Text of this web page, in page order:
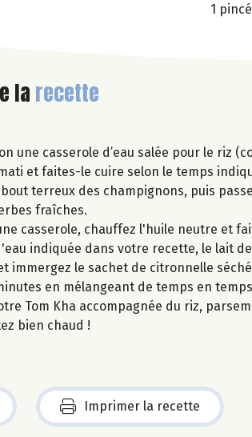
1
larecette
une casserole d’eau salée pour le riz
et faites-le cuire selon le temps
bout terreux des champignons, puis
fraîches.
une casserole, chauffez l'huile neutre et
indiquée dans votre recette, le lait
immergez le sachet de citronnelle
en mélangeant de temps en
Tom Kha accompagnée du riz,
bien chaud !
Imprimer la recette